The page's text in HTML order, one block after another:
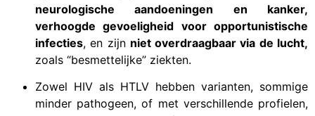
neurologische aandoeningen en kanker,
verhoogde gevoeligheid voor opportunistische
infecties, en zijn niet overdraagbaar via de lucht,
zoals “besmettelijke” ziekten.
Zowel HIV als HTLV hebben varianten, sommige
minder pathogeen, of met verschillende profielen,